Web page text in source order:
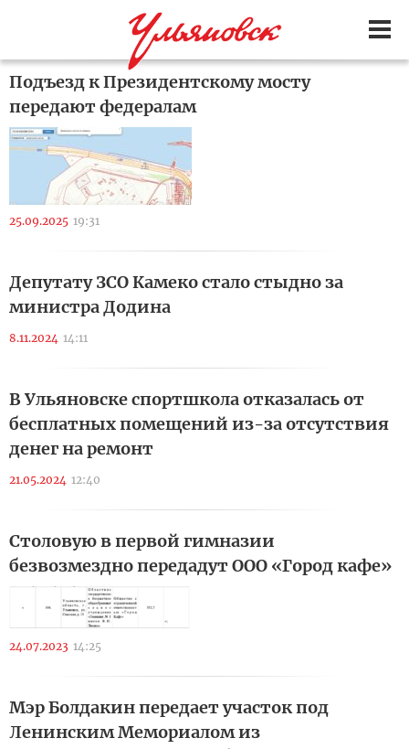
Подъезд к Президентскому мосту
передают федералам
25.09.2025 19:31
Депутату ЗСО Камеко стало стыдно за
министра Додина
8.11.2024 14:11
В Ульяновске спортшкола отказалась от
бесплатных помещений из-за отсутствия
денег на ремонт
21.05.2024 12:40
Столовую в первой гимназии
безвозмездно передадут ООО «Город кафе»
24.07.2023 14:25
Мэр Болдакин передает участок под
Ленинским Мемориалом из